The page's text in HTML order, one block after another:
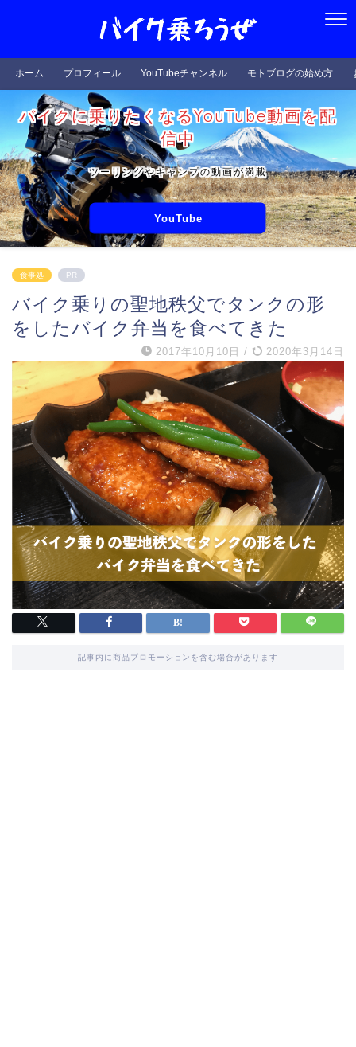
ホーム プロフィール YouTubeチャンネル モトブログの始め方
バイクに乗りたくなるYouTube動画を配
信中
ツーリングやキャンプの動画が満載
YouTube
食事処 PR
バイク乗りの聖地秩父でタンクの形
をしたバイク弁当を食べてきた
2017年10月10日 / 2020年3月14日
記事内に商品プロモーションを含む場合があります